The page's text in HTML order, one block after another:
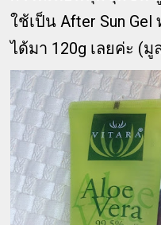
ใช้เป็น After Sun
ได้มา 120g เลยค่ะ (มู